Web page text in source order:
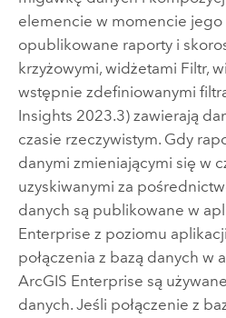
elemencie w momencie jego
opublikowane raporty i
krzyżowymi, widżetami Filtr,
wstępnie zdefiniowanymi
Insights 2023.3) zawierają
czasie rzeczywistym. Gdy
danymi zmieniającymi się w
uzyskiwanymi za
danych są publikowane w
Enterprise z poziomu aplikacji
połączenia z bazą danych w
ArcGIS Enterprise są
danych. Jeśli połączenie z